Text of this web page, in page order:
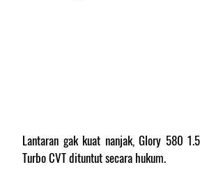
Lantaran gak kuat nanjak, Glory 580 1.5
Turbo CVT dituntut secara hukum.